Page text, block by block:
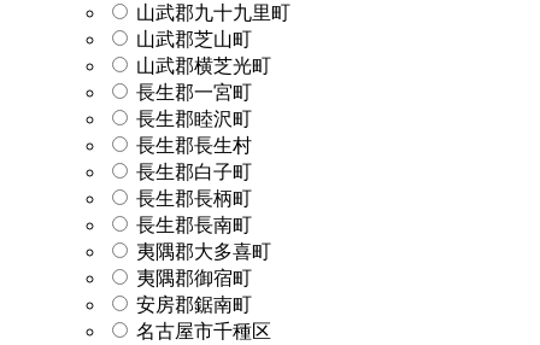
山武郡九十九里町
山武郡芝山町
山武郡横芝光町
長生郡一宮町
長生郡睦沢町
長生郡長生村
長生郡白子町
長生郡長柄町
長生郡長南町
夷隅郡大多喜町
夷隅郡御宿町
安房郡鋸南町
名古屋市千種区